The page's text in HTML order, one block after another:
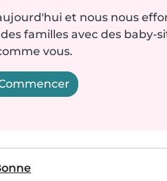
et nous nous
familles avec des baby-
vous.